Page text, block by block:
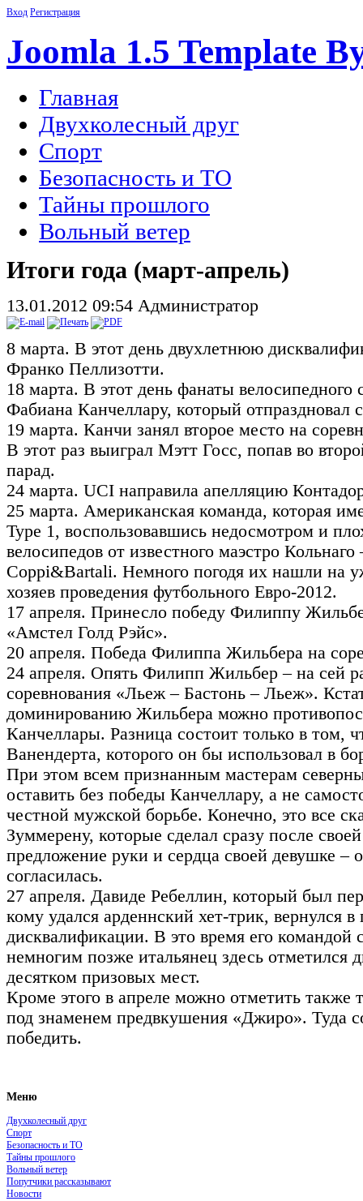
Вход Регистрация
Joomla 1.5 Template
Главная
Двухколесный друг
Спорт
Безопасность и ТО
Тайны прошлого
Вольный ветер
Итоги года (март-апрель)
13.01.2012 09:54 Администратор
8 марта. В этот день двухлетнюю
Франко Пеллизотти.
18 марта. В этот день фанаты велосипедного
Фабиана Канчеллару, который отпраздновал
19 марта. Канчи занял второе место на
В этот раз выиграл Мэтт Госс, попав во
парад.
24 марта. UCI направила апелляцию
25 марта. Американская команда, которая
Type 1, воспользовавшись недосмотром и
велосипедов от известного маэстро Кольнаго
Coppi&Bartali. Немного погодя их нашли на
хозяев проведения футбольного Евро-2012.
17 апреля. Принесло победу Филиппу
«Амстел Голд Рэйс».
20 апреля. Победа Филиппа Жильбера на
24 апреля. Опять Филипп Жильбер – на сей
соревнования «Льеж – Бастонь – Льеж».
доминированию Жильбера можно
Канчеллары. Разница состоит только в том,
Ванендерта, которого он бы использовал в
При этом всем признанным мастерам
оставить без победы Канчеллару, а не
честной мужской борьбе. Конечно, это все
Зуммерену, которые сделал сразу после
предложение руки и сердца своей девушке –
согласилась.
27 апреля. Давиде Ребеллин, который был
кому удался арденнский хет-трик, вернулся
дисквалификации. В это время его командой
немногим позже итальянец здесь отметился
десятком призовых мест.
Кроме этого в апреле можно отметить также
под знаменем предвкушения «Джиро». Туда
победить.
Меню
Двухколесный друг
Спорт
Безопасность и ТО
Тайны прошлого
Вольный ветер
Попутчики рассказывают
Новости